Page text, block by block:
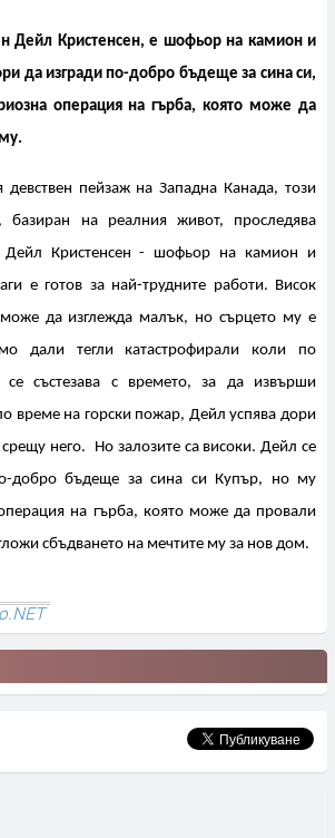
Дейл Кристенсен, е шофьор на камион и
да изгради по-добро бъдеще за сина си,
операция на гърба, която може да
девствен пейзаж на Западна Канада, този
базиран на реалния живот, проследява
Дейл Кристенсен - шофьор на камион и
е готов за най-трудните работи. Висок
да изглежда малък, но сърцето му е
дали тегли катастрофирали коли по
се състезава с времето, за да извърши
време на горски пожар, Дейл успява дори
срещу него. Но залозите са високи. Дейл се
добро бъдеще за сина си Купър, но му
на гърба, която може да провали
сбъдването на мечтите му за нов дом.